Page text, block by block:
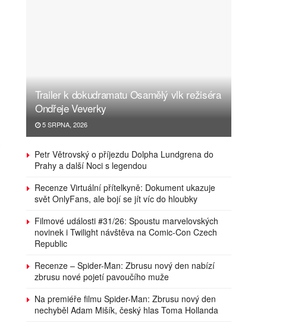
Trailer k dokudramatu Osamělý vlk režiséra
Ondřeje Veverky
5 SRPNA, 2026
Petr Větrovský o příjezdu Dolpha Lundgrena do
Prahy a další Noci s legendou
Recenze Virtuální přítelkyně: Dokument ukazuje
svět OnlyFans, ale bojí se jít víc do hloubky
Filmové události #31/26: Spoustu marvelovských
novinek i Twilight návštěva na Comic-Con Czech
Republic
Recenze – Spider-Man: Zbrusu nový den nabízí
zbrusu nové pojetí pavoučího muže
Na premiéře filmu Spider-Man: Zbrusu nový den
nechyběl Adam Mišík, český hlas Toma Hollanda